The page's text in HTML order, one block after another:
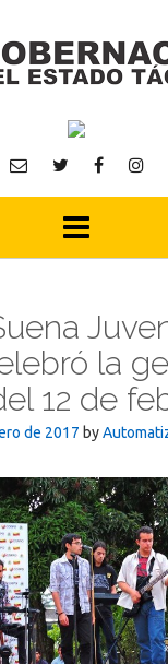
la
12 de
de 2017 by